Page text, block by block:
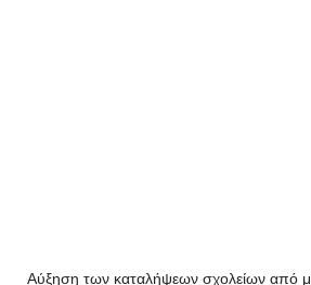
Αύξηση των καταλήψεων σχολείων από